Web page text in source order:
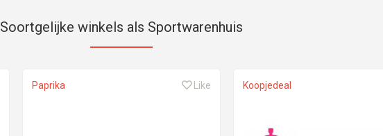
Soortgelijke winkels als Sportwarenhuis
Paprika Like Koopjedeal